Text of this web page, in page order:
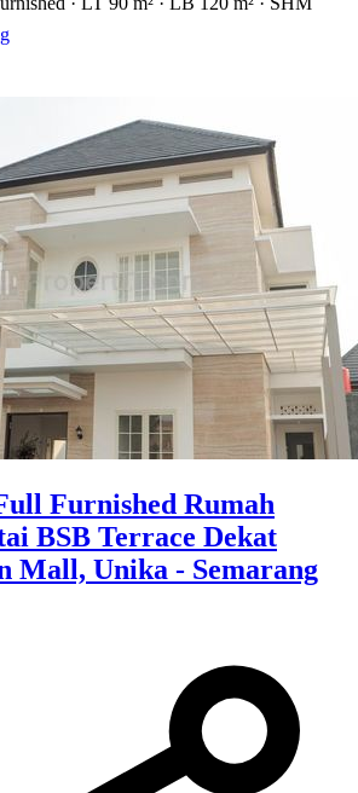
Furnished Rumah
BSB Terrace Dekat
Mall, Unika - Semarang